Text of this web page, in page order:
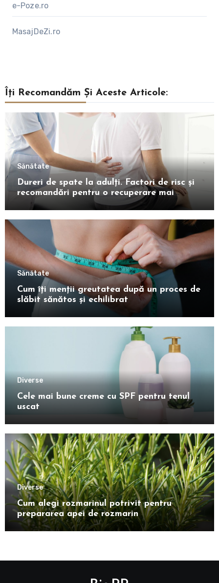
e-Poze.ro
MasajDeZi.ro
Îți Recomandăm Și Aceste Articole:
Sănătate
Dureri de spate la adulți. Factori de risc și
recomandări pentru o recuperare mai
rapidă
Sănătate
Cum îți menții greutatea după un proces de
slăbit sănătos și echilibrat
Diverse
Cele mai bune creme cu SPF pentru tenul
uscat
Diverse
Cum alegi rozmarinul potrivit pentru
prepararea apei de rozmarin